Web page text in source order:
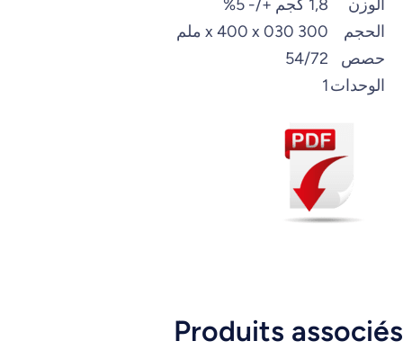
الوزن
1,8 كجم +/- 5%
الحجم
300 x 400 x 030 ملم
حصص
54/72
الوحدات1
Produits associés